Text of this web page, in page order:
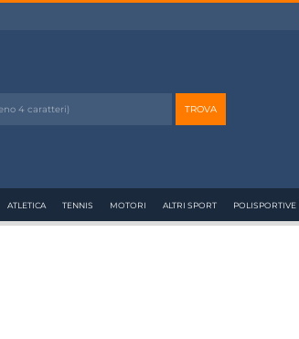
ATLETICA TENNIS MOTORI ALTRI SPORT POLISPORTIVE